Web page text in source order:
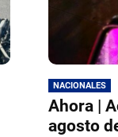
NACIONALES
Ahora |
agosto